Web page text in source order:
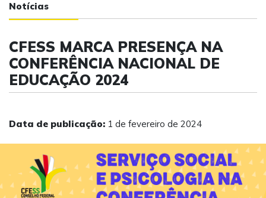
Notícias
CFESS MARCA PRESENÇA NA
CONFERÊNCIA NACIONAL DE
EDUCAÇÃO 2024
Data de publicação: 1 de fevereiro de 2024